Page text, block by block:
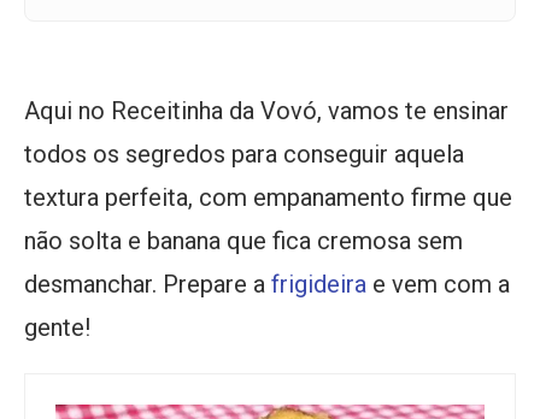
Aqui no Receitinha da Vovó, vamos te ensinar
todos os segredos para conseguir aquela
textura perfeita, com empanamento firme que
não solta e banana que fica cremosa sem
desmanchar. Prepare a frigideira e vem com a
gente!